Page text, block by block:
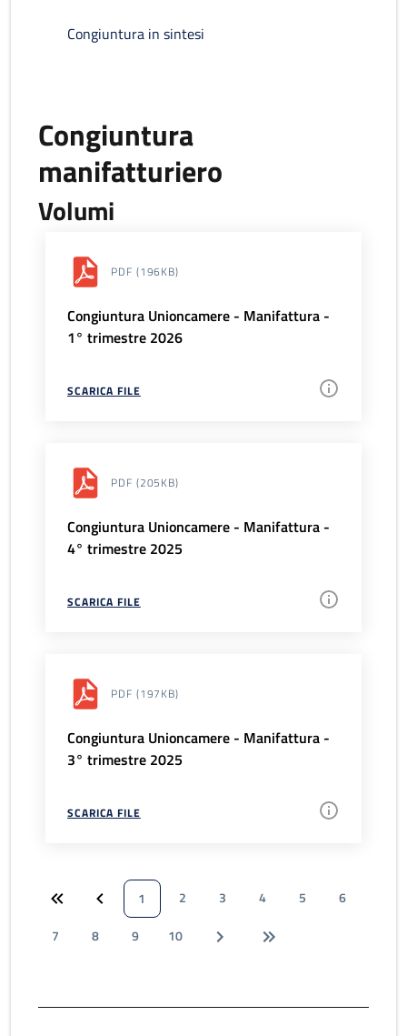
Congiuntura in sintesi
Congiuntura
manifatturiero
Volumi
PDF (196KB)
Congiuntura Unioncamere - Manifattura -
1° trimestre 2026
SCARICA FILE
PDF (205KB)
Congiuntura Unioncamere - Manifattura -
4° trimestre 2025
SCARICA FILE
PDF (197KB)
Congiuntura Unioncamere - Manifattura -
3° trimestre 2025
SCARICA FILE
1 2 3 4 5
6
7
8 9 10